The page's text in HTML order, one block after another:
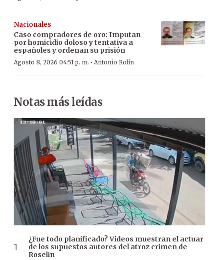
Nacionales
Caso compradores de oro: Imputan
por homicidio doloso y tentativa a
españoles y ordenan su prisión
Agosto 8, 2026 04:51 p. m. · Antonio Rolín
Notas más leídas
¿Fue todo planificado? Videos muestran el actuar
de los supuestos autores del atroz crimen de
Roselin